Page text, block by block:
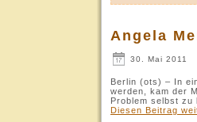
Angela
30. Mai 2011
Berlin (ots) – In
werden, kam der
Problem selbst zu
Diesen Beitrag